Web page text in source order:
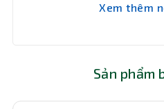
Xem thêm
Sản phẩm